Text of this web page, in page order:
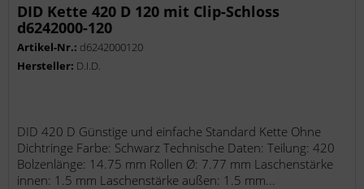
DID Kette 420 D 120 mit Clip-Schloss
d6242000-120
Artikel-Nr.: d6242000120
Hersteller: D.I.D.
DID 420 D Günstige und einfache Standard Kette Ohne
Dichtringe Farbe: Schwarz Technische Daten: Teilung: 420
Bolzenlänge: 14.75 mm Rollen Ø: 7.77 mm Laschenstärke
innen: 1.5 mm Laschenstärke außen: 1.5 mm...